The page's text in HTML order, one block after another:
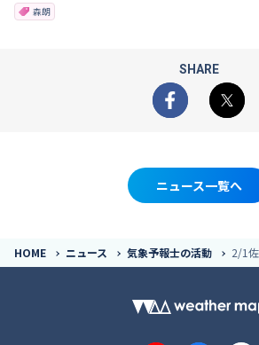
森朗
SHARE
Facebook
X
ニュース一覧へ
HOME ニュース 気象予報士の活動 2/1